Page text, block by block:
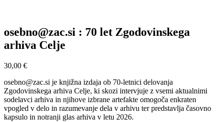
osebno@zac.si : 70 let Zgodovinskega
arhiva Celje
30,00 €
osebno@zac.si je knjižna izdaja ob 70-letnici delovanja
Zgodovinskega arhiva Celje, ki skozi intervjuje z vsemi aktualnimi
sodelavci arhiva in njihove izbrane artefakte omogoča enkraten
vpogled v delo in razumevanje dela v arhivu ter predstavlja časovno
kapsulo in notranji glas arhiva v letu 2026.